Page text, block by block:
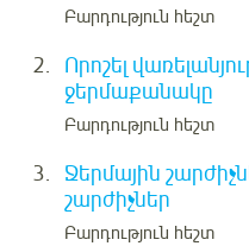
Բարդություն հեշտ
2.
Որոշել
ջերմաքանակը
Բարդություն հեշտ
3.
Ջերմային
շարժիչներ
Բարդություն հեշտ